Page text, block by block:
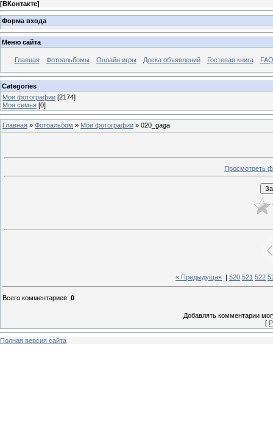
[ВКонтакте]
Форма входа
Меню сайта
Главная Фотоальбомы Онлайн игры Доска объявлений Гостевая книга
Categories
Мои фотографии [2174]
Моя семья [0]
Главная » Фотоальбом » Мои фотографии » 020_gaga
Просмотреть
« Предыдущая 520 521 522
Всего комментариев: 0
Добавлять комментарии
[
Полная версия сайта